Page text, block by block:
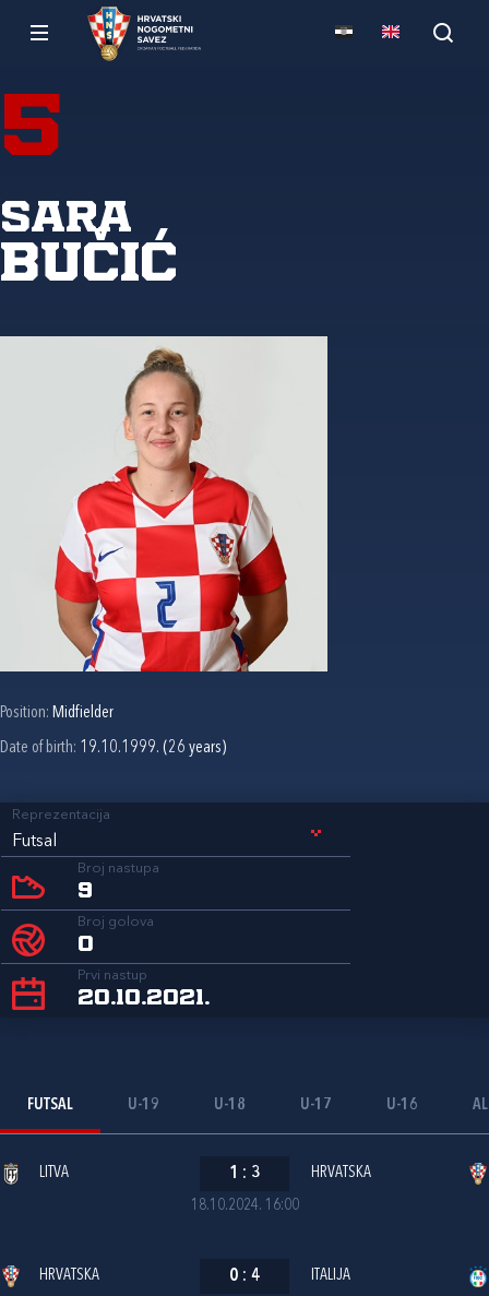
5
Sara
Bučić
Position: Midfielder
Date of birth: 19.10.1999. (26 years)
Reprezentacija
Futsal
Broj nastupa
9
Broj golova
0
Prvi nastup
20.10.2021.
FUTSAL U-19 U-18 U-17 U-16
18.10.2024. 16:00
LITVA 1 : 3 HRVATSKA
HRVATSKA 0 : 4 ITALIJA